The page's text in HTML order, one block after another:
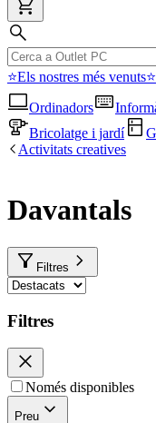
⭐Els nostres més venuts⭐
Ordinadors
Bricolatge i jardí
Activitats creatives
Davantals
Filtres
Filtres
Només disponibles
Preu